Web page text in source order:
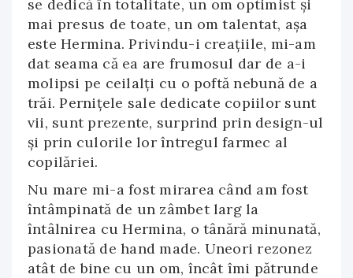
se dedică în totalitate, un om optimist și
mai presus de toate, un om talentat, așa
este Hermina. Privindu-i creațiile, mi-am
dat seama că ea are frumosul dar de a-i
molipsi pe ceilalți cu o poftă nebună de a
trăi. Perniţele sale dedicate copiilor sunt
vii, sunt prezente, surprind prin design-ul
și prin culorile lor întregul farmec al
copilăriei.
Nu mare mi-a fost mirarea când am fost
întâmpinată de un zâmbet larg la
întâlnirea cu Hermina, o tânără minunată,
pasionată de hand made. Uneori rezonez
atât de bine cu un om, încât îmi pătrunde